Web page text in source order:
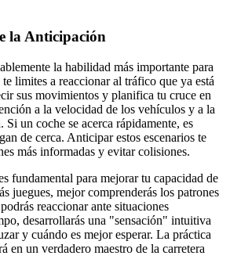
la Anticipación
la habilidad más importante para
limites a reaccionar al tráfico que ya está
sus movimientos y planifica tu cruce en
a la velocidad de los vehículos y a la
Si un coche se acerca rápidamente, es
de cerca. Anticipar estos escenarios te
más informadas y evitar colisiones.
fundamental para mejorar tu capacidad de
juegues, mejor comprenderás los patrones
reaccionar ante situaciones
desarrollarás una "sensación" intuitiva
y cuándo es mejor esperar. La práctica
en un verdadero maestro de la carretera